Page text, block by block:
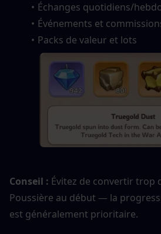
Échanges quotidiens/
Événements et
Packs de valeur et lots
Conseil : Évitez de convertir trop
Poussière au début — la
est généralement prioritaire.